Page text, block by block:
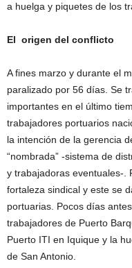
a huelga y piquetes de los
El origen del conflicto
A fines marzo y durante el
paralizado por 56 días. Se
importantes en el último
trabajadores portuarios
la intención de la gerencia
“nombrada” -sistema de
y trabajadoras eventuales-.
fortaleza sindical y este se
portuarias. Pocos días
trabajadores de Puerto
Puerto ITI en Iquique y la
de San Antonio.